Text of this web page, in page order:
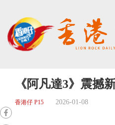
《阿凡達3》震撼
香港仔 P15 2026-01-08